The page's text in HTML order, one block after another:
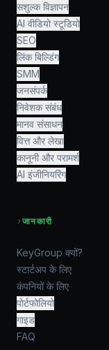
सशुल्क विज्ञापन
AI वीडियो स्टूडियो
SEO
लिंक बिल्डिंग
SMM
जनसंपर्क
निवेशक संबंध
मानव संसाधन
वित्त और लेखा
कानूनी और परामर्श
AI इंजीनियरिंग
›जानकारी
KeyGroup क्यों?
स्टार्टअप के लिए
कंपनियों के लिए
पोर्टफोलियो
गाइड
FAQ